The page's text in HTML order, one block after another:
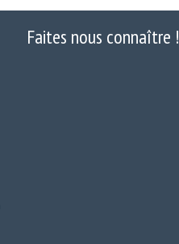
Faites nous connaître !